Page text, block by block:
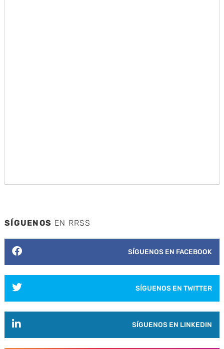
SÍGUENOS EN RRSS
SÍGUENOS EN FACEBOOK
SÍGUENOS EN TWITTER
SÍGUENOS EN LINKEDIN